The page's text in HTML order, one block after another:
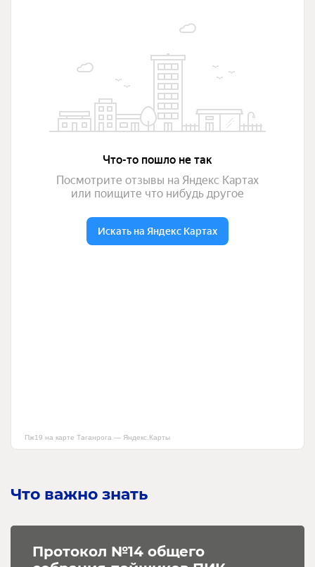
Что важно знать
Протокол №14 общего
Пж19 на карте Таганрога — Яндекс.Карты